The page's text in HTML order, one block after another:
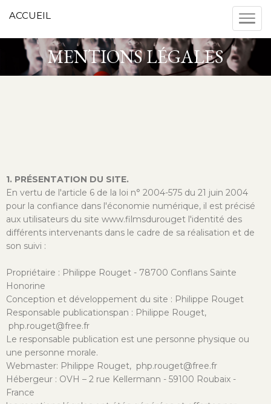
ACCUEIL
MENTIONS LÉGALES
1. PRÉSENTATION DU SITE.
En vertu de l'article 6 de la loi n° 2004-575 du 21 juin 2004
pour la confiance dans l'économie numérique, il est précisé
aux utilisateurs du site www.filmsdurouget l'identité des
différents intervenants dans le cadre de sa réalisation et de
son suivi :
Propriétaire : Philippe Rouget - 78700 Conflans Sainte
Honorine
Conception et développement du site : Philippe Rouget
Responsable publicationspan : Philippe Rouget,
php.rouget@free.fr
Le responsable publication est une personne physique ou
une personne morale.
Webmaster: Philippe Rouget, php.rouget@free.fr
Hébergeur : OVH – 2 rue Kellermann - 59100 Roubaix -
France